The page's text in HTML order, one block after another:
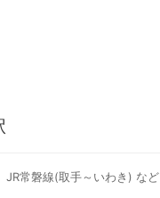
JR常磐線(取手～いわき) など